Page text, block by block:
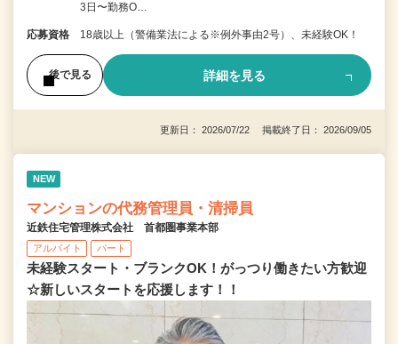
3日〜勤務O…
応募資格 18歳以上（警備業法による※例外事由2号）、未経験OK！
後で見る 詳細を見る
更新日： 2026/07/22 掲載終了日： 2026/09/05
NEW
マンションの代務管理員・清掃員
近鉄住宅管理株式会社 首都圏事業本部
アルバイト パート
未経験スタート・ブランクOK！がっつり働きたい方歓迎
☆新しいスタートを応援します！！